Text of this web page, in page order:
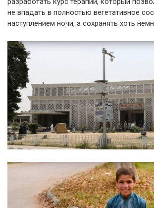
не впадать в полностью вегетативное
наступлением ночи, а сохранять хоть